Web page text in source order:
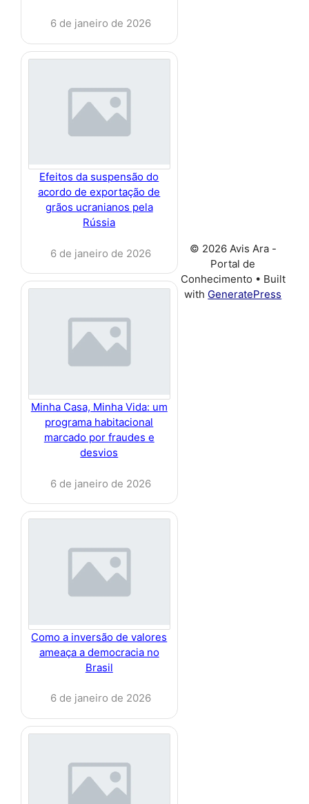
6 de janeiro de 2026
Efeitos da suspensão do
acordo de exportação de
grãos ucranianos pela
Rússia
6 de janeiro de 2026
Minha Casa, Minha Vida: um
programa habitacional
marcado por fraudes e
desvios
6 de janeiro de 2026
Como a inversão de valores
ameaça a democracia no
Brasil
6 de janeiro de 2026
© 2026 Avis Ara -
Portal de
Conhecimento • Built
with GeneratePress